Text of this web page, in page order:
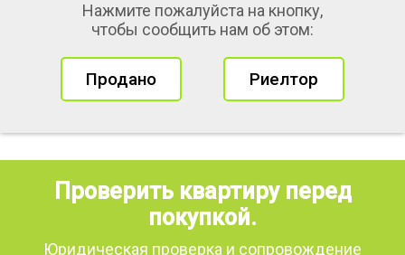
Нажмите пожалуйста на кнопку,
чтобы сообщить нам об этом:
Продано Риелтор
Проверить квартиру перед
покупкой.
Юридическая проверка и сопровождение